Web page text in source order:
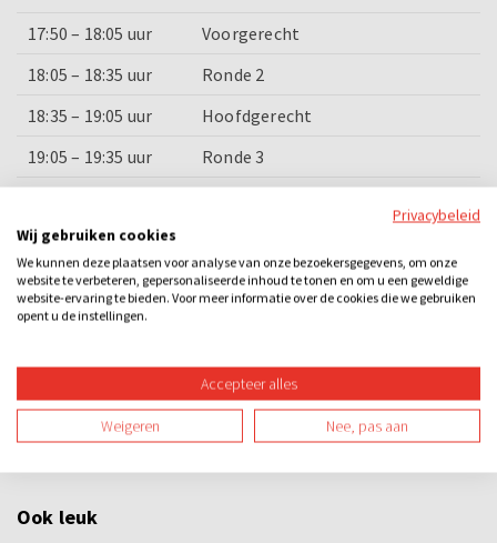
17:50 – 18:05 uur
Voorgerecht
18:05 – 18:35 uur
Ronde 2
18:35 – 19:05 uur
Hoofdgerecht
19:05 – 19:35 uur
Ronde 3
19:50 – 20:00 uur
Categorieën
Familie-uitje Groepsuitje Teamuitje Vrijgezellenuitje
Avond Overdag Binnen Spel Teambuilding
Ook leuk
Privacybeleid
Wij gebruiken cookies
We kunnen deze plaatsen voor analyse van onze bezoekersgegevens, om onze
website te verbeteren, gepersonaliseerde inhoud te tonen en om u een geweldige
website-ervaring te bieden. Voor meer informatie over de cookies die we gebruiken
opent u de instellingen.
Accepteer alles
Weigeren Nee, pas aan